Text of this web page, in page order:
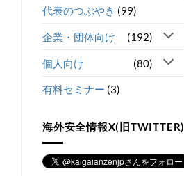
代表のつぶやき (99)
企業・団体向け (192)
個人向け (80)
有料セミナー (3)
海外安全情報X(旧TWITTER)